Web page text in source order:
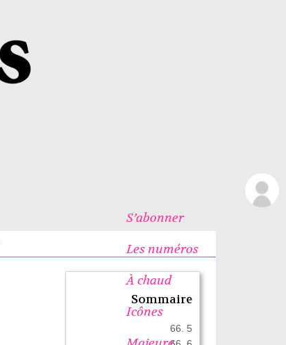
S’abonner
Les numéros
À chaud
Icônes
Sommaire
66. 5